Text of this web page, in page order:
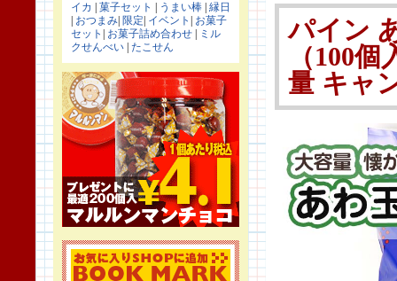
イカ 菓子セット うまい棒 縁日
おつまみ 限定 イベント
お菓子
セット
お菓子詰め合わせ
ミル
クせんべい たこせん
パイン
（100
量 キャ